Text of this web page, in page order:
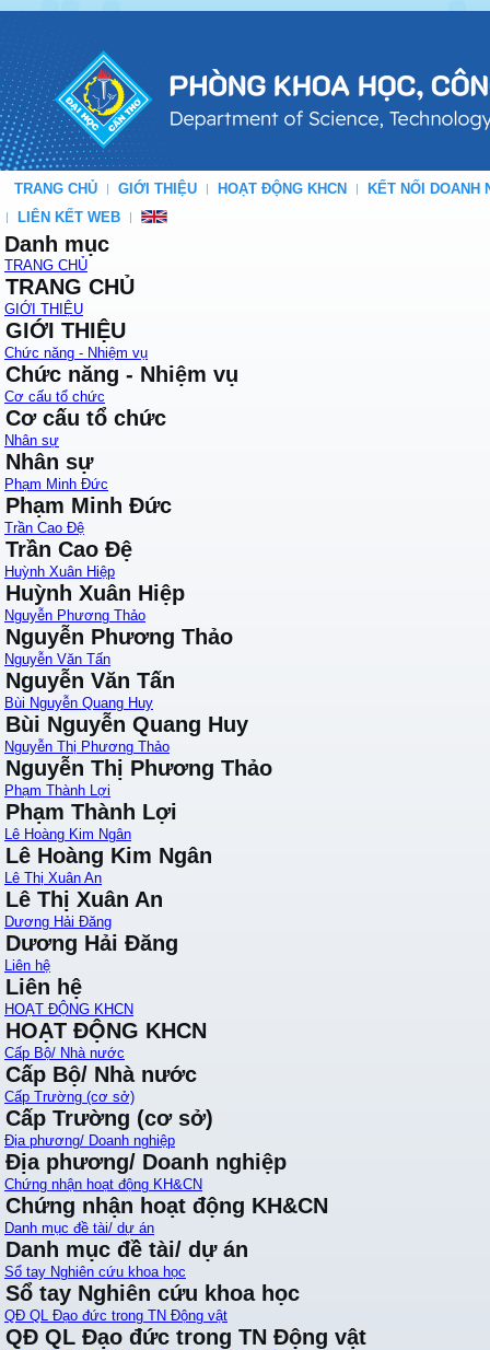
TRANG CHỦ GIỚI THIỆU HOẠT ĐỘNG KHCN
KẾT NỐI DOANH
LIÊN KẾT WEB
Danh mục
TRANG CHỦ
TRANG CHỦ
GIỚI THIỆU
GIỚI THIỆU
Chức năng - Nhiệm vụ
Chức năng - Nhiệm vụ
Cơ cấu tổ chức
Cơ cấu tổ chức
Nhân sự
Nhân sự
Phạm Minh Đức
Phạm Minh Đức
Trần Cao Đệ
Trần Cao Đệ
Huỳnh Xuân Hiệp
Huỳnh Xuân Hiệp
Nguyễn Phương Thảo
Nguyễn Phương Thảo
Nguyễn Văn Tấn
Nguyễn Văn Tấn
Bùi Nguyễn Quang Huy
Bùi Nguyễn Quang Huy
Nguyễn Thị Phương Thảo
Nguyễn Thị Phương Thảo
Phạm Thành Lợi
Phạm Thành Lợi
Lê Hoàng Kim Ngân
Lê Hoàng Kim Ngân
Lê Thị Xuân An
Lê Thị Xuân An
Dương Hải Đăng
Dương Hải Đăng
Liên hệ
Liên hệ
HOẠT ĐỘNG KHCN
HOẠT ĐỘNG KHCN
Cấp Bộ/ Nhà nước
Cấp Bộ/ Nhà nước
Cấp Trường (cơ sở)
Cấp Trường (cơ sở)
Địa phương/ Doanh nghiệp
Địa phương/ Doanh nghiệp
Chứng nhận hoạt động KH&CN
Chứng nhận hoạt động KH&CN
Danh mục đề tài/ dự án
Danh mục đề tài/ dự án
Sổ tay Nghiên cứu khoa học
Sổ tay Nghiên cứu khoa học
QĐ QL Đạo đức trong TN Động vật
QĐ QL Đạo đức trong TN Động vật